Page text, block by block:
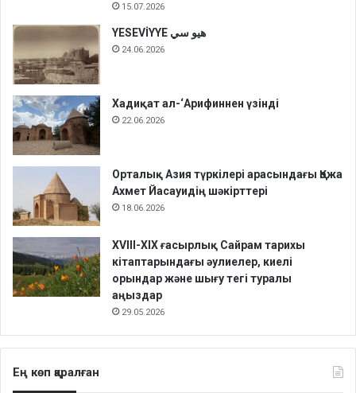
15.07.2026
YESEVİYYE هيو سي
24.06.2026
Хадиқат aл-‘Арифиннен үзінді
22.06.2026
Орталық Азия түркілері арасындағы Қожа
Ахмет Йасауидің шәкірттері
18.06.2026
XVIII-XIX ғасырлық Сайрам тарихы
кітаптарындағы әулиелер, киелі
орындар және шығу тегі туралы
аңыздар
29.05.2026
Ең көп қаралған